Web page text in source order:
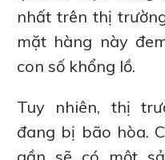
nhất trên thị
mặt hàng này
con số khổng lồ.
Tuy nhiên, thị
đang bị bão hòa.